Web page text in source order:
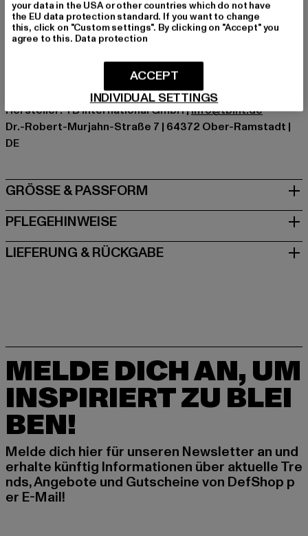
Kat.: T-Shirts
Farbe: beige
Hersteller Farbe: unionbeige
Materialzusammensetzung: 100% Baumwolle
Hersteller: TB International GmbH |info@tbint.de
Dr.-Robert-Murjahn-Straße 7 | 64372 Ober-Ramstadt |
DE
GRÖSSE & PASSFORM
PFLEGEHINWEISE
LIEFERUNG & RÜCKGABE
MELDE DICH AN, UM
INSPIRIERT ZU BLEI
BEN!
Melde dich hier für unseren Newsletter an und
erhalte künftig Informationen über aktuelle Tre
nds, Angebote und Gutscheine von DefShop p
er E-Mail!
your data in the USA or other countries which do not have
the EU data protection standard. If you want to change
this, click on "Custom settings". By clicking on "Accept" you
agree to this. Data protection
INDIVIDUAL SETTINGS
ACCEPT